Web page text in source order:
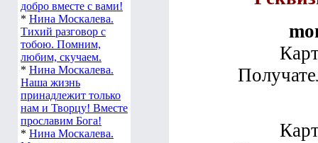
добро вместе с вами!
* Нина Москалева.
Тихий разговор с
тобою. Помним,
любим, скучаем.
* Нина Москалева.
Наша жизнь
принадлежит только
нам и Творцу! Вместе
прославим Бога!
* Нина Москалева.